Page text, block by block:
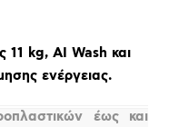
11 kg, AI Wash και
ενέργειας.
έως και